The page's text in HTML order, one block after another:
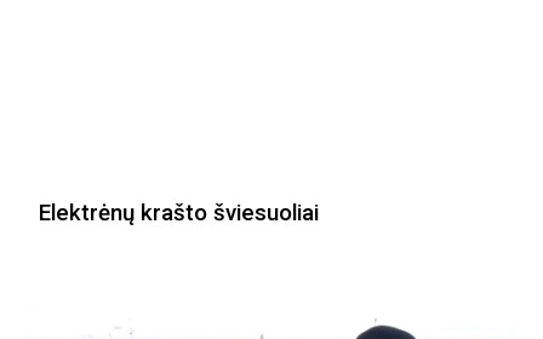
Elektrėnų krašto šviesuoliai